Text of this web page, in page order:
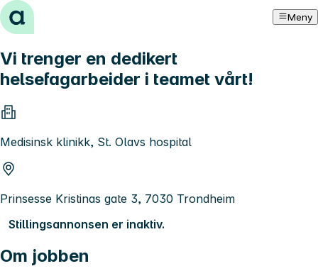
Hopp til innhold Meny
Vi trenger en dedikert
helsefagarbeider i teamet vårt!
Medisinsk klinikk, St. Olavs hospital
Prinsesse Kristinas gate 3, 7030 Trondheim
Stillingsannonsen er inaktiv.
Om jobben